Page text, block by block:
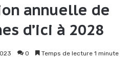
annuelle de
d’ici à 2028
0 Temps de lecture 1 minute